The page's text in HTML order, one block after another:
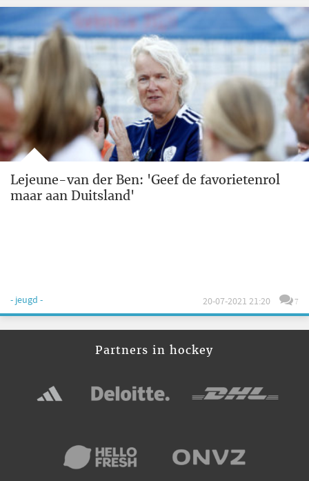
Lejeune-van der Ben: 'Geef de favorietenrol
maar aan Duitsland'
- jeugd - 20-07-2021 21:20 7
Partners in hockey